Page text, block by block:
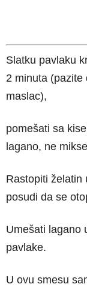
Slatku pavlaku
2 minuta (pazite
maslac),
pomešati sa
lagano, ne
Rastopiti želatin
posudi da se
Umešati lagano
pavlake.
U ovu smesu